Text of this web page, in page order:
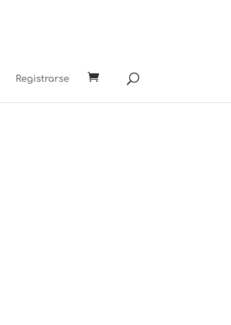
Registrarse